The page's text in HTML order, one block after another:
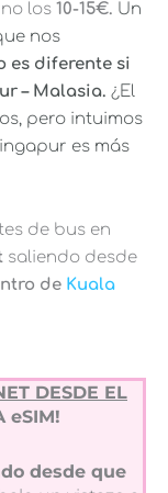
los 10-15€. Un
nos
es diferente si
– Malasia. ¿El
pero intuimos
es más
de bus en
saliendo desde
de Kuala
DESDE EL
eSIM!
desde que